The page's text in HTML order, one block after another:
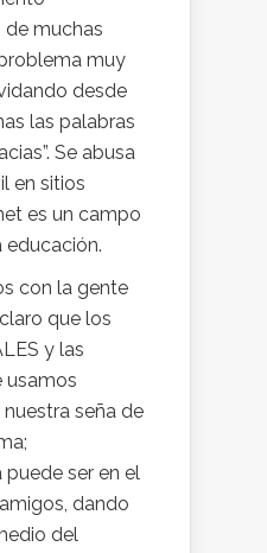
muchas
muy
desde
las palabras
Se abusa
en sitios
es un campo
con la gente
que los
y las
usamos
seña de
puede ser en el
dando
del